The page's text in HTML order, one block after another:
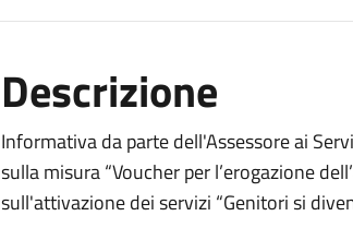
Descrizione
Informativa da parte dell'Assessore ai
sulla misura “Voucher per l’erogazione
sull'attivazione dei servizi “Genitori si